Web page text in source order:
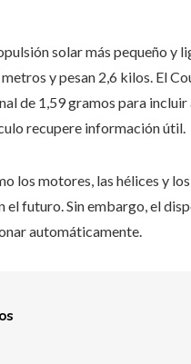
solar más pequeño y
y pesan 2,6 kilos. El
de 1,59 gramos para
recupere información útil.
los motores, las hélices y
el futuro. Sin embargo, el
automáticamente.